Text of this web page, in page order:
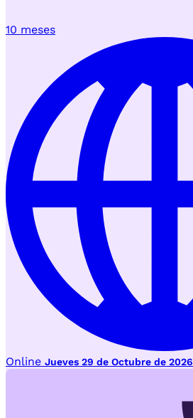
10 meses
Online Jueves 29 de Octubre de 2026